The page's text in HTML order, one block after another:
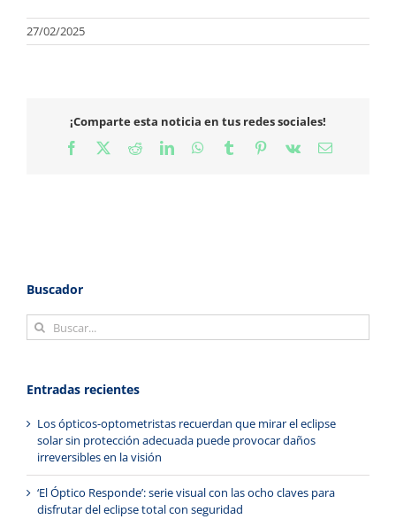
27/02/2025
¡Comparte esta noticia en tus redes sociales!
Facebook
X RedditLinkedInWhatsApp
TumblrPinterest
Vk
Correo
Buscador
Buscar:
Entradas recientes
Los ópticos-optometristas recuerdan que mirar el eclipse
solar sin protección adecuada puede provocar daños
irreversibles en la visión
‘El Óptico Responde’: serie visual con las ocho claves para
disfrutar del eclipse total con seguridad